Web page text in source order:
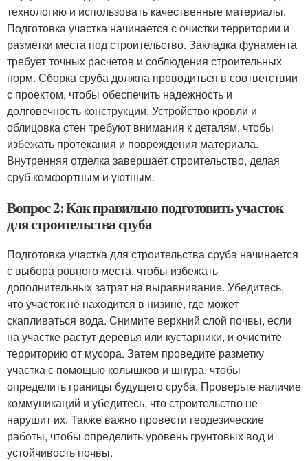
технологию и использовать качественные материалы.
Подготовка участка начинается с очистки территории и
разметки места под строительство. Закладка фунамента
требует точных расчетов и соблюдения строительных
норм. Сборка сруба должна проводиться в соответствии
с проектом, чтобы обеспечить надежность и
долговечность конструкции. Устройство кровли и
облицовка стен требуют внимания к деталям, чтобы
избежать протекания и повреждения материала.
Внутренняя отделка завершает строительство, делая
сруб комфортным и уютным.
Вопрос 2: Как правильно подготовить участок
для строительства сруба
Подготовка участка для строительства сруба начинается
с выбора ровного места, чтобы избежать
дополнительных затрат на выравнивание. Убедитесь,
что участок не находится в низине, где может
скапливаться вода. Снимите верхний слой почвы, если
на участке растут деревья или кустарники, и очистите
территорию от мусора. Затем проведите разметку
участка с помощью колышков и шнура, чтобы
определить границы будущего сруба. Проверьте наличие
коммуникаций и убедитесь, что строительство не
нарушит их. Также важно провести геодезические
работы, чтобы определить уровень грунтовых вод и
устойчивость почвы.